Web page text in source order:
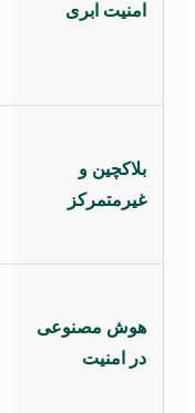
امنیت ابری
بلاکچین و
غیرمتمرکز
هوش مصنوعی
در امنیت